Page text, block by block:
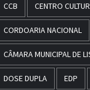
CCB CENTRO
CORDOARIA NACIONAL
CÂMARA MUNICIPAL DE
DOSE DUPLA EDP